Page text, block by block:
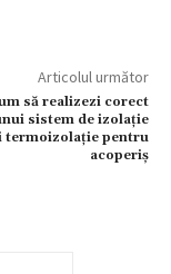
Articolul următor
să realizezi corect
sistem de izolație
termoizolație pentru
acoperiș